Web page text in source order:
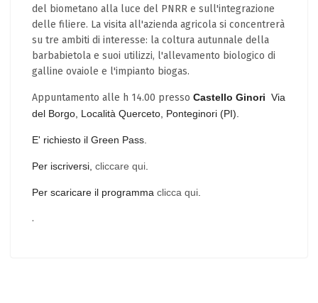
del biometano alla luce del PNRR e sull'integrazione
delle filiere. La visita all'azienda agricola si concentrerà
su tre ambiti di interesse: la coltura autunnale della
barbabietola e suoi utilizzi, l'allevamento biologico di
galline ovaiole e l'impianto biogas.
Appuntamento alle h 14.00 presso Castello Ginori Via
del Borgo, Località Querceto, Ponteginori (PI).
E' richiesto il Green Pass.
Per iscriversi, cliccare qui
Per scaricare il programma clicca qui
.